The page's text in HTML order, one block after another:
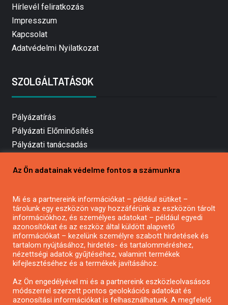
Hírlevél feliratkozás
Impresszum
Kapcsolat
Adatvédelmi Nyilatkozat
SZOLGÁLTATÁSOK
Pályázatírás
Pályázati Előminősítés
Pályázati tanácsadás
Mezőgazdasági pályázatírás
Pályázatírás civil szervezeteknek
Pályázatírás önkormányzatoknak
Pályázatfigyelés
Specifikus pályázatfigyelés vagy hírlevél
Az Ön adatainak védelme fontos a számunkra
Mi és a partnereink információkat – például sütiket –
tárolunk egy eszközön vagy hozzáférünk az eszközön tárolt
információkhoz, és személyes adatokat – például egyedi
azonosítókat és az eszköz által küldött alapvető
információkat – kezelünk személyre szabott hirdetések és
tartalom nyújtásához, hirdetés- és tartalomméréshez,
nézettségi adatok gyűjtéséhez, valamint termékek
kifejlesztéséhez és a termékek javításához.
Az Ön engedélyével mi és a partnereink eszközleolvasásos
módszerrel szerzett pontos geolokációs adatokat és
azonosítási információkat is felhasználhatunk. A megfelelő